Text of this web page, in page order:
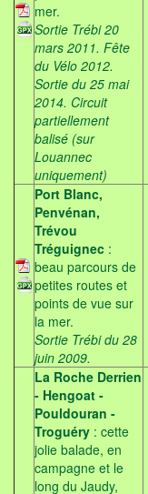
mer.
Sortie Trébi 20
mars 2011. Fête
du Vélo 2012.
Sortie du 25 mai
2014. Circuit
partiellement
balisé (sur
Louannec
uniquement)
Port Blanc,
Penvénan,
Trévou
Tréguignec :
beau parcours de
petites routes et
points de vue sur
la mer.
Sortie Trébi du 28
juin 2009.
La Roche Derrien
- Hengoat -
Pouldouran -
Troguéry : cette
jolie balade, en
campagne et le
long du Jaudy,